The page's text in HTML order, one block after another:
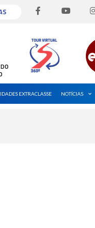
F
a
b
o
o
k
-
f
o
g
r
EXTRACLASSE NOTÍCIAS